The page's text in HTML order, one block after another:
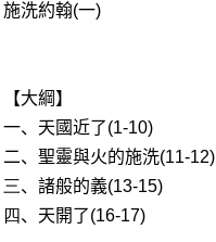
施洗約翰(一)
【大綱】
一、天國近了(1-10)
二、聖靈與火的施洗(11-12)
三、諸般的義(13-15)
四、天開了(16-17)